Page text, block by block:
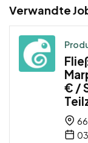
Verwandte
€ /